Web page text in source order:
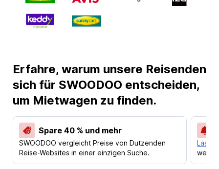
Erfahre, warum unsere Reisenden
sich für SWOODOO entscheiden,
um Mietwagen zu finden.
Spare 40 % und mehr
SWOODOO vergleicht Preise von Dutzenden
Reise-Websites in einer einzigen Suche.
Lass